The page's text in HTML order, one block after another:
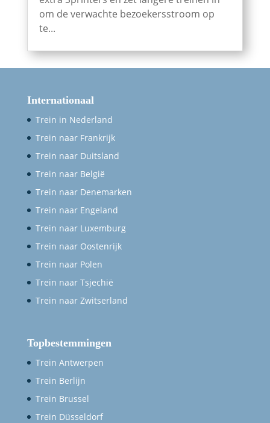
om de verwachte bezoekersstroom op
te...
Internationaal
Trein in Nederland
Trein naar Frankrijk
Trein naar Duitsland
Trein naar België
Trein naar Denemarken
Trein naar Engeland
Trein naar Luxemburg
Trein naar Oostenrijk
Trein naar Polen
Trein naar Tsjechië
Trein naar Zwitserland
Topbestemmingen
Trein Antwerpen
Trein Berlijn
Trein Brussel
Trein Düsseldorf